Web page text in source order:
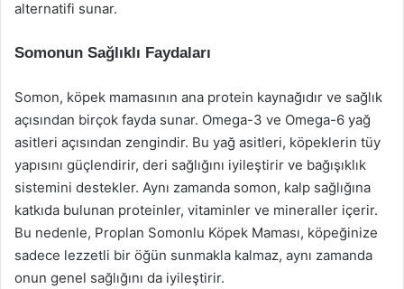
alternatifi sunar.
Somonun Sağlıklı Faydaları
Somon, köpek mamasının ana protein kaynağıdır ve sağlık
açısından birçok fayda sunar. Omega-3 ve Omega-6 yağ
asitleri açısından zengindir. Bu yağ asitleri, köpeklerin tüy
yapısını güçlendirir, deri sağlığını iyileştirir ve bağışıklık
sistemini destekler. Aynı zamanda somon, kalp sağlığına
katkıda bulunan proteinler, vitaminler ve mineraller içerir.
Bu nedenle, Proplan Somonlu Köpek Maması, köpeğinize
sadece lezzetli bir öğün sunmakla kalmaz, aynı zamanda
onun genel sağlığını da iyileştirir.